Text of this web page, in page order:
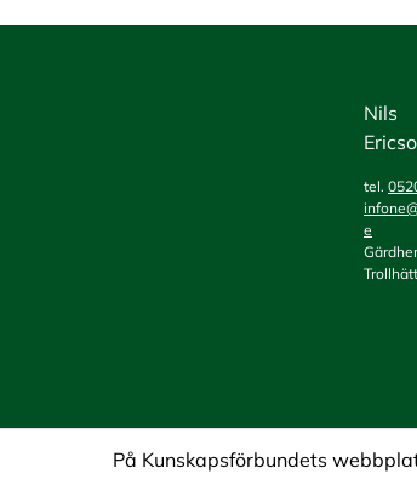
Nils
tel.
e
På Kunskapsförbundets